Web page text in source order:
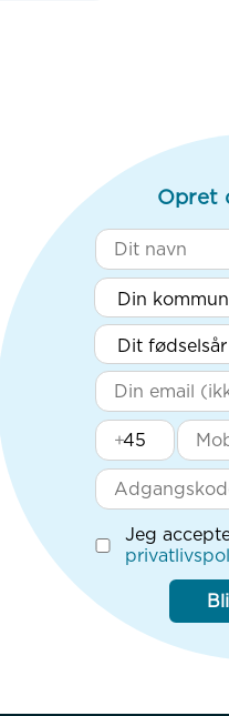
Opret
+
Jeg